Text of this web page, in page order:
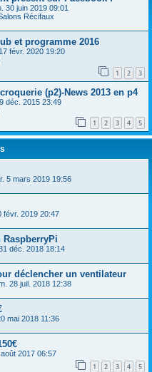
r
30 juin 2019 09:01
Récifaux
et programme 2016
févr. 2020 19:20
1 2 3
(p2)-News 2013 en p4
déc. 2015 23:49
1 2 3 4 5
5 mars 2019 19:56
févr. 2019 20:47
déc. 2018 18:14
déclencher un ventilateur
28 juil. 2018 12:38
mai 2018 11:36
2017 06:57
1 2 3 4 5